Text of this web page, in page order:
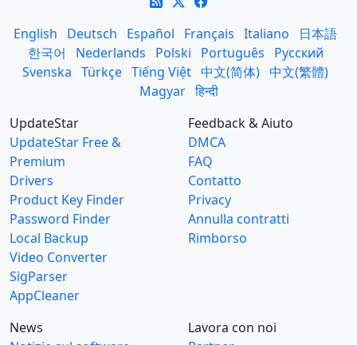
English Deutsch Español Français Italiano
日本語
한국어
Nederlands Polski Português
Русский
Svenska Türkçe Tiếng Việt 中文(简体) 中文(繁體)
Magyar हिन्दी
UpdateStar
UpdateStar Free &
Premium
Drivers
Product Key Finder
Password Finder
Local Backup
Video Converter
SigParser
AppCleaner
Feedback & Aiuto
DMCA
FAQ
Contatto
Privacy
Annulla contratti
Rimborso
News
Lavora con noi